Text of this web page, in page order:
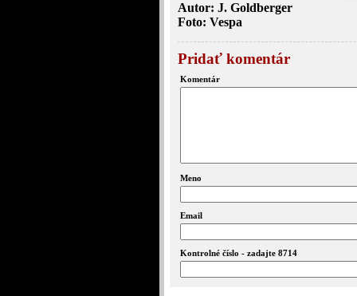
Autor: J. Goldberger
Foto: Vespa
Pridať komentár
Komentár
Meno
Email
Kontrolné číslo - zadajte 8714